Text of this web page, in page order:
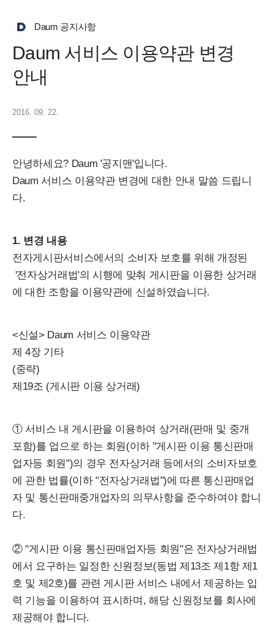
Daum 공지사항
Daum 서비스 이용약관 변경
안내
2016. 09. 22.
안녕하세요? Daum '공지맨'입니다.
Daum 서비스 이용약관 변경에 대한 안내 말씀 드립니
다.
1. 변경 내용
전자게시판서비스에서의 소비자 보호를 위해 개정된
'전자상거래법'의 시행에 맞춰 게시판을 이용한 상거래
에 대한 조항을 이용약관에 신설하였습니다.
<신설> Daum 서비스 이용약관
제 4장 기타
(중략)
제19조 (게시판 이용 상거래)
① 서비스 내 게시판을 이용하여 상거래(판매 및 중개
포함)를 업으로 하는 회원(이하 "게시판 이용 통신판매
업자등 회원")의 경우 전자상거래 등에서의 소비자보호
에 관한 법률(이하 "전자상거래법")에 따른 통신판매업
자 및 통신판매중개업자의 의무사항을 준수하여야 합니
다.
② "게시판 이용 통신판매업자등 회원"은 전자상거래법
에서 요구하는 일정한 신원정보(동법 제13조 제1항 제1
호 및 제2호)를 관련 게시판 서비스 내에서 제공하는 입
력 기능을 이용하여 표시하며, 해당 신원정보를 회사에
제공해야 합니다.